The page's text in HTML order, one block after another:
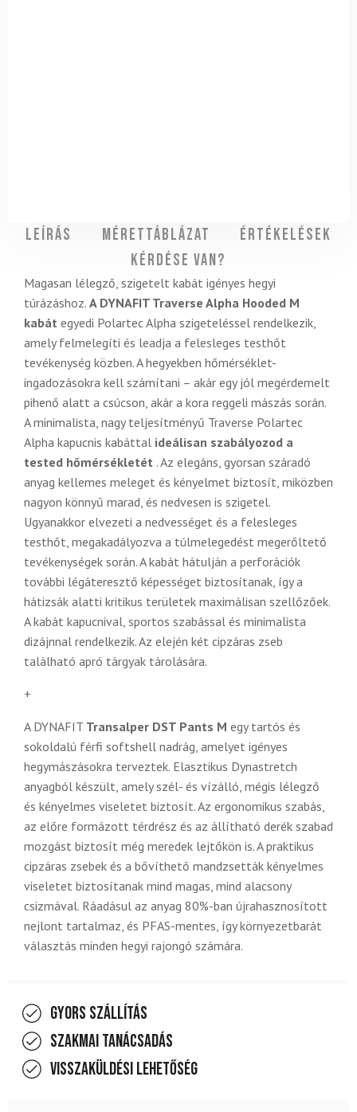
Leírás Mérettáblázat
Értékelések
Kérdése van?
Magasan lélegző, szigetelt kabát igényes hegyi
túrázáshoz. A DYNAFIT Traverse Alpha Hooded M
kabát egyedi Polartec Alpha szigeteléssel rendelkezik,
amely felmelegíti és leadja a felesleges testhőt
tevékenység közben. A hegyekben hőmérséklet-
ingadozásokra kell számítani – akár egy jól megérdemelt
pihenő alatt a csúcson, akár a kora reggeli mászás során.
A minimalista, nagy teljesítményű Traverse Polartec
Alpha kapucnis kabáttal ideálisan szabályozod a
tested hőmérsékletét . Az elegáns, gyorsan száradó
anyag kellemes meleget és kényelmet biztosít, miközben
nagyon könnyű marad, és nedvesen is szigetel.
Ugyanakkor elvezeti a nedvességet és a felesleges
testhőt, megakadályozva a túlmelegedést megerőltető
tevékenységek során. A kabát hátulján a perforációk
további légáteresztő képességet biztosítanak, így a
hátizsák alatti kritikus területek maximálisan szellőzőek.
A kabát kapucnival, sportos szabással és minimalista
dizájnnal rendelkezik. Az elején két cipzáras zseb
található apró tárgyak tárolására.
+
A DYNAFIT Transalper DST Pants M egy tartós és
sokoldalú férfi softshell nadrág, amelyet igényes
hegymászásokra terveztek. Elasztikus Dynastretch
anyagból készült, amely szél- és vízálló, mégis lélegző
és kényelmes viseletet biztosít. Az ergonomikus szabás,
az előre formázott térdrész és az állítható derék szabad
mozgást biztosít még meredek lejtőkön is. A praktikus
cipzáras zsebek és a bővíthető mandzsetták kényelmes
viseletet biztosítanak mind magas, mind alacsony
csizmával. Ráadásul az anyag 80%-ban újrahasznosított
nejlont tartalmaz, és PFAS-mentes, így környezetbarát
választás minden hegyi rajongó számára.
Gyors szállítás
Szakmai tanácsadás
Visszaküldési lehetőség